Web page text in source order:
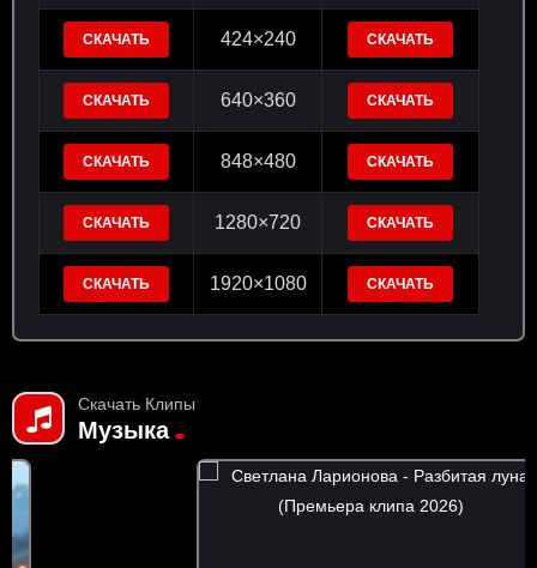
СКАЧАТЬ 424×240 СКАЧАТЬ
СКАЧАТЬ 640×360 СКАЧАТЬ
СКАЧАТЬ 848×480 СКАЧАТЬ
СКАЧАТЬ 1280×720 СКАЧАТЬ
СКАЧАТЬ 1920×1080 СКАЧАТЬ
Скачать Клипы
Музыка